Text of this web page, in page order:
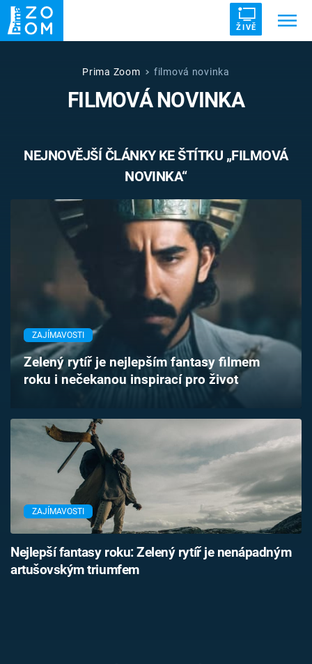
ŽIVĚ
ZRÁDCI UFO DRUHÁ SVĚTOVÁ VÁLKA
VETŘELCI DÁVNOVĚKU
Témata
TV Program
Časopis
Sledujte prima+
Sledujte nás
Prima Zoom filmová novinka
FILMOVÁ NOVINKA
NEJNOVĚJŠÍ ČLÁNKY KE ŠTÍTKU „FILMOVÁ
NOVINKA“
ZAJÍMAVOSTI
Zelený rytíř je nejlepším fantasy filmem
roku i nečekanou inspirací pro život
ZAJÍMAVOSTI
Nejlepší fantasy roku: Zelený rytíř je nenápadným
artušovským triumfem